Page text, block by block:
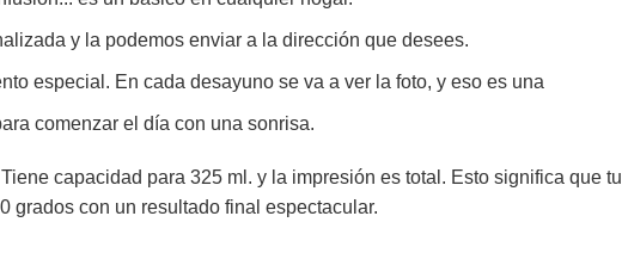
y la podemos enviar a la dirección que desees.
especial. En cada desayuno se va a ver la foto, y eso es una
comenzar el día con una sonrisa.
capacidad para 325 ml. y la impresión es total. Esto significa que
grados con un resultado final espectacular.